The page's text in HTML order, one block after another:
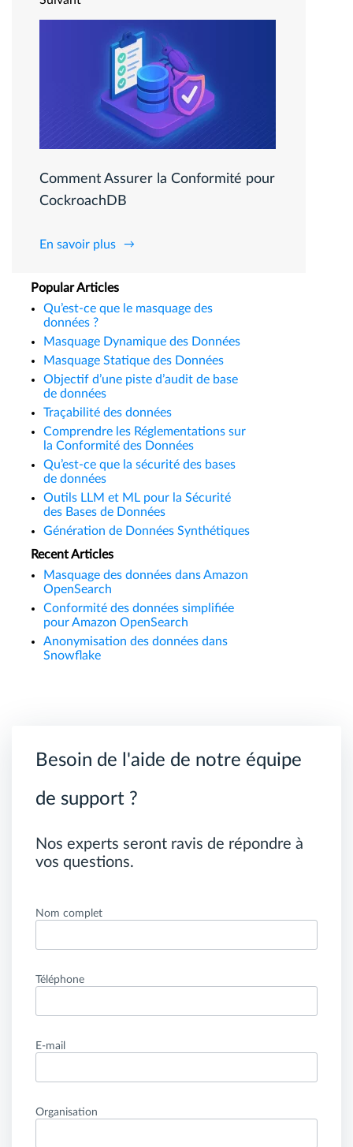
Comment Assurer la Conformité pour
CockroachDB
En savoir plus
Popular Articles
Qu’est-ce que le masquage des
données ?
Masquage Dynamique des Données
Masquage Statique des Données
Objectif d’une piste d’audit de base
de données
Traçabilité des données
Comprendre les Réglementations sur
la Conformité des Données
Qu’est-ce que la sécurité des bases
de données
Outils LLM et ML pour la Sécurité
des Bases de Données
Génération de Données Synthétiques
Recent Articles
Masquage des données dans Amazon
OpenSearch
Conformité des données simplifiée
pour Amazon OpenSearch
Anonymisation des données dans
Snowflake
Besoin de l'aide de notre équipe
de support ?
Nos experts seront ravis de répondre à
vos questions.
Nom complet
Téléphone
E-mail
Organisation